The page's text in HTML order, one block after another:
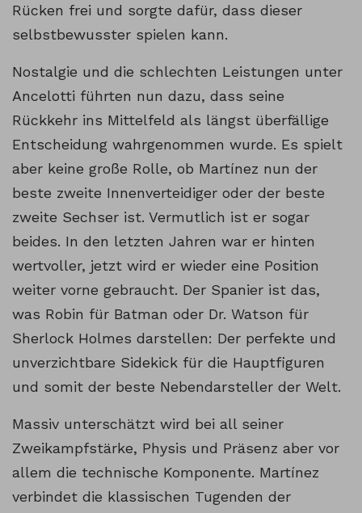
Rücken frei und sorgte dafür, dass dieser
selbstbewusster spielen kann.
Nostalgie und die schlechten Leistungen unter
Ancelotti führten nun dazu, dass seine
Rückkehr ins Mittelfeld als längst überfällige
Entscheidung wahrgenommen wurde. Es spielt
aber keine große Rolle, ob Martínez nun der
beste zweite Innenverteidiger oder der beste
zweite Sechser ist. Vermutlich ist er sogar
beides. In den letzten Jahren war er hinten
wertvoller, jetzt wird er wieder eine Position
weiter vorne gebraucht. Der Spanier ist das,
was Robin für Batman oder Dr. Watson für
Sherlock Holmes darstellen: Der perfekte und
unverzichtbare Sidekick für die Hauptfiguren
und somit der beste Nebendarsteller der Welt.
Massiv unterschätzt wird bei all seiner
Zweikampfstärke, Physis und Präsenz aber vor
allem die technische Komponente. Martínez
verbindet die klassischen Tugenden der